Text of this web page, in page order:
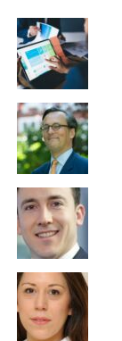
SUJETS ASSOCIÉS:
UNE